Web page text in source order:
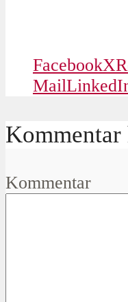
FacebookX
Mail
Kommentar
Kommentar